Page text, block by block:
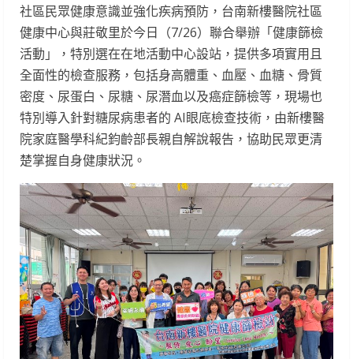
社區民眾健康意識並強化疾病預防，台南新樓醫院社區
健康中心與莊敬里於今日（7/26）聯合舉辦「健康篩檢
活動」，特別選在在地活動中心設站，提供多項實用且
全面性的檢查服務，包括身高體重、血壓、血糖、骨質
密度、尿蛋白、尿糖、尿潛血以及癌症篩檢等，現場也
特別導入針對糖尿病患者的 AI眼底檢查技術，由新樓醫
院家庭醫學科紀鈞齡部長親自解說報告，協助民眾更清
楚掌握自身健康狀況。